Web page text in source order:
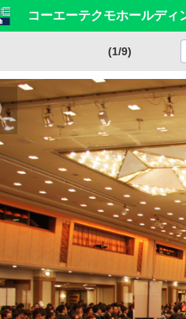
コーエーテクモホールディ
(1/9)